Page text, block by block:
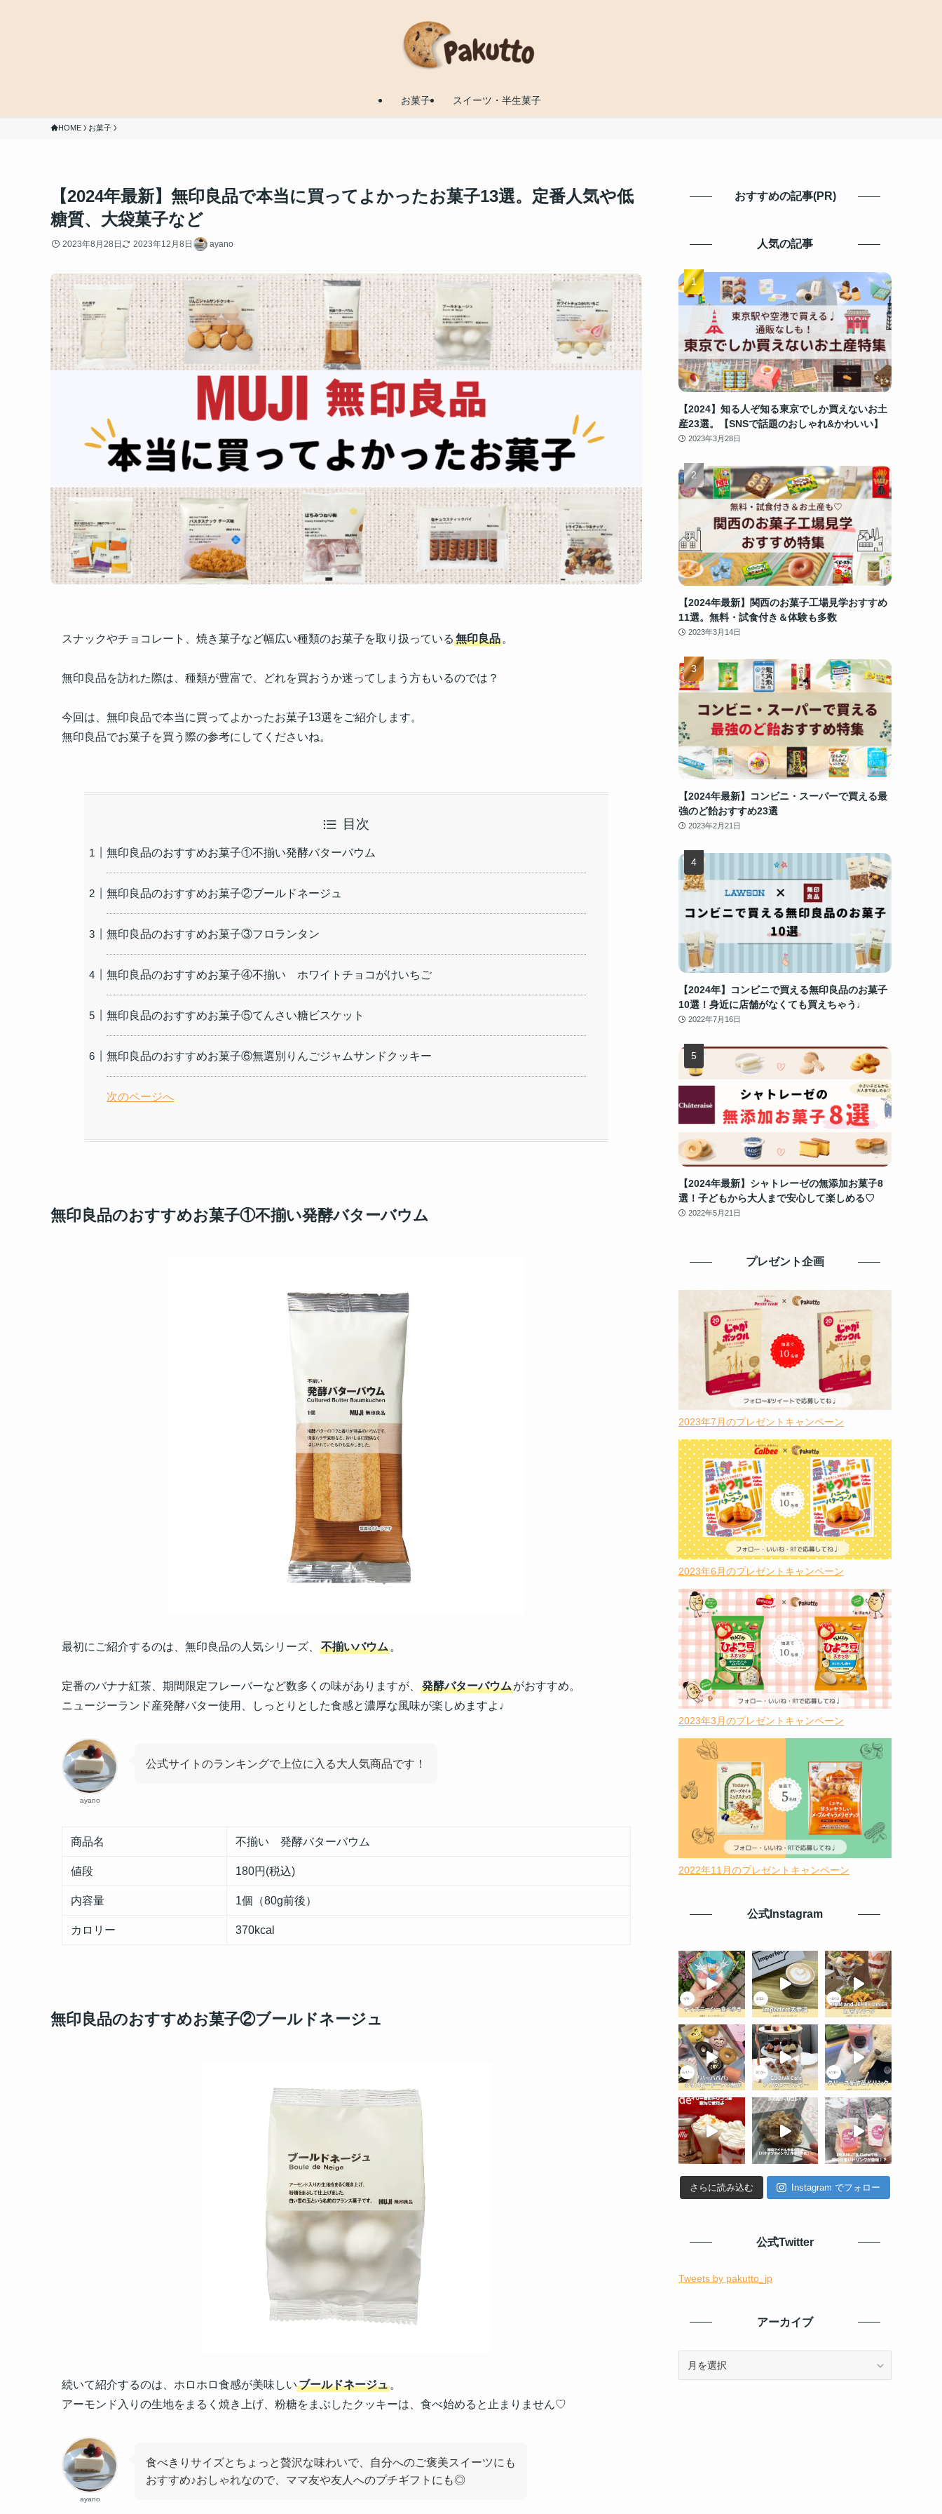
お菓子 スイーツ・半生菓子
HOME お菓子
【2024年最新】無印良品で本当に買ってよかったお菓子13選。定番人気や低
糖質、大袋菓子など
2023年8月28日 2023年12月8日 ayano
スナックやチョコレート、焼き菓子など幅広い種類のお菓子を取り扱っている 無印良品。
無印良品を訪れた際は、種類が豊富で、どれを買おうか迷ってしまう方もいるのでは？
今回は、無印良品で本当に買ってよかったお菓子13選をご紹介します。
無印良品でお菓子を買う際の参考にしてくださいね。
目次
無印良品のおすすめお菓子①不揃い発酵バターバウム
無印良品のおすすめお菓子②ブールドネージュ
無印良品のおすすめお菓子③フロランタン
無印良品のおすすめお菓子④不揃い ホワイトチョコがけいちご
無印良品のおすすめお菓子⑤てんさい糖ビスケット
無印良品のおすすめお菓子⑥無選別りんごジャムサンドクッキー
次のページへ
無印良品のおすすめお菓子①不揃い発酵バターバウム
最初にご紹介するのは、無印良品の人気シリーズ、 不揃いバウム 。
定番のバナナ紅茶、期間限定フレーバーなど数多くの味がありますが、 発酵バターバウムがおすすめ。
ニュージーランド産発酵バター使用、しっとりとした食感と濃厚な風味が楽しめますよ♩
ayano
公式サイトのランキングで上位に入る大人気商品です！
商品名 不揃い 発酵バターバウム
値段 180円(税込)
内容量 1個（80g前後）
カロリー 370kcal
無印良品のおすすめお菓子②ブールドネージュ
続いて紹介するのは、ホロホロ食感が美味しいブールドネージュ 。
アーモンド入りの生地をまるく焼き上げ、粉糖をまぶしたクッキーは、食べ始めると止まりません♡
ayano
食べきりサイズとちょっと贅沢な味わいで、自分へのご褒美スイーツにも
おすすめ♪おしゃれなので、ママ友や友人へのプチギフトにも◎
おすすめの記事(PR)
人気の記事
【2024】知る人ぞ知る東京でしか買えないお土
産23選。【SNSで話題のおしゃれ&かわいい】
2023年3月28日
【2024年最新】関西のお菓子工場見学おすすめ
11選。無料・試食付き＆体験も多数
2023年3月14日
【2024年最新】コンビニ・スーパーで買える最
強のど飴おすすめ23選
2023年2月21日
【2024年】コンビニで買える無印良品のお菓子
10選！身近に店舗がなくても買えちゃう♩
2022年7月16日
【2024年最新】シャトレーゼの無添加お菓子8
選！子どもから大人まで安心して楽しめる♡
2022年5月21日
プレゼント企画
2023年7月のプレゼントキャンペーン
2023年6月のプレゼントキャンペーン
2023年3月のプレゼントキャンペーン
2022年11月のプレゼントキャンペーン
公式Instagram
さらに読み込む Instagram でフォロー
公式Twitter
Tweets by pakutto_jp
アーカイブ